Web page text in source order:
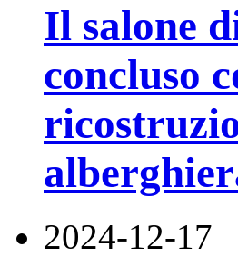
Il salone
concluso
2024-12-17